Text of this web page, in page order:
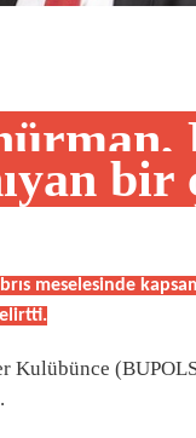
bir
meselesinde